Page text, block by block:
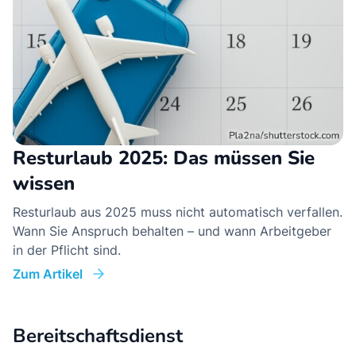
Resturlaub 2025: Das müssen Sie
wissen
Resturlaub aus 2025 muss nicht automatisch verfallen.
Wann Sie Anspruch behalten – und wann Arbeitgeber
in der Pflicht sind.
Zum Artikel
Bereitschaftsdienst